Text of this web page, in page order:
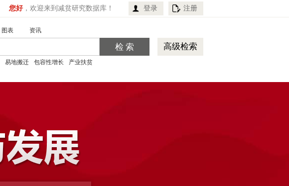
登录 注册
您好 ，欢迎来到减贫研究数据库！
图表 资讯
高级检索
易地搬迁 包容性增长 产业扶贫